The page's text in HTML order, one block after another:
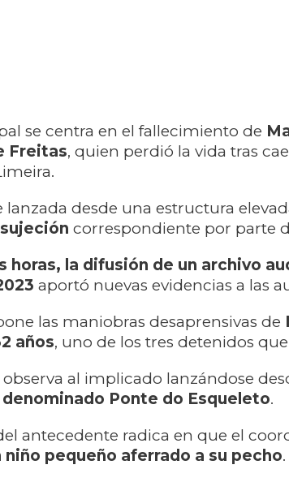
se centra en el fallecimiento de
Freitas, quien perdió la vida tras
lanzada desde una estructura
correspondiente por parte
horas, la difusión de un archivo
aportó nuevas evidencias a las
las maniobras desaprensivas de
años, uno de los tres detenidos
observa al implicado lanzándose
Ponte do Esqueleto.
antecedente radica en que el
niño pequeño aferrado a su pecho.